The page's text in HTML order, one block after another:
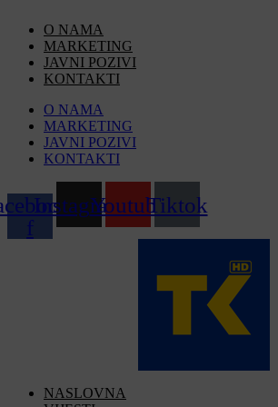
content
O NAMA
MARKETING
JAVNI POZIVI
KONTAKTI
O NAMA
MARKETING
JAVNI POZIVI
KONTAKTI
f
InstagramYoutubeTiktok
NASLOVNA